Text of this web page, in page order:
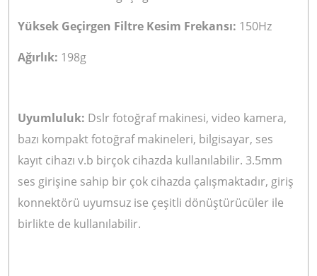
Yüksek Geçirgen Filtre Kesim Frekansı: 150Hz
Ağırlık: 198g
Uyumluluk: Dslr fotoğraf makinesi, video kamera,
bazı kompakt fotoğraf makineleri, bilgisayar, ses
kayıt cihazı v.b birçok cihazda kullanılabilir. 3.5mm
ses girişine sahip bir çok cihazda çalışmaktadır, giriş
konnektörü uyumsuz ise çeşitli dönüştürücüler ile
birlikte de kullanılabilir.